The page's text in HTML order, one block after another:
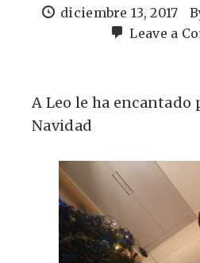
diciembre 13, 2017
Leave a
A Leo le ha encantado
Navidad